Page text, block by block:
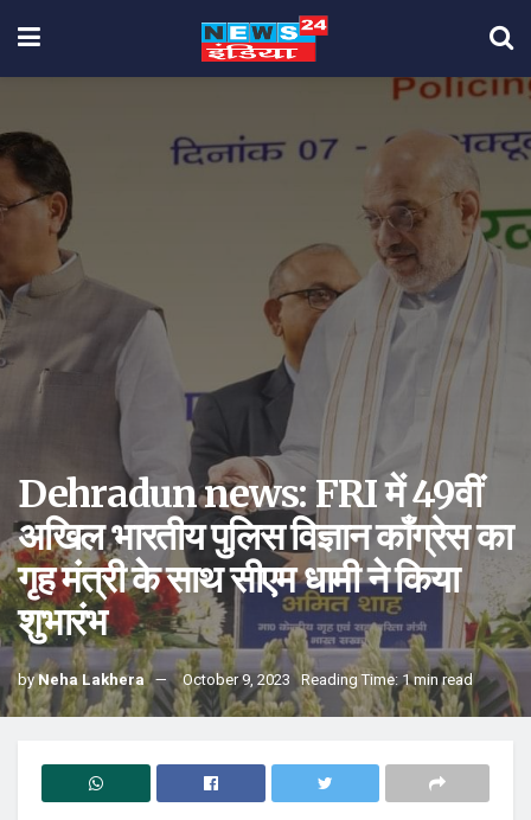
Dehradun news: FRI में 49वीं
अखिल भारतीय पुलिस विज्ञान काँग्रेस का
गृह मंत्री के साथ सीएम धामी ने किया
शुभारंभ
byNeha Lakhera October 9, 2023 Reading Time: 1 min read